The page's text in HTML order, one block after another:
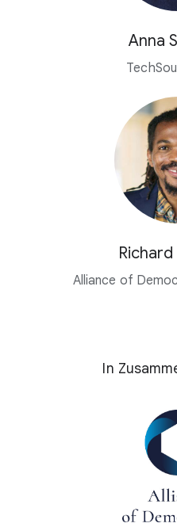
Anna
Alliance of
In